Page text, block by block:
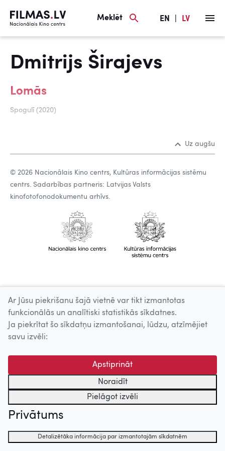
Meklēt EN LV
Dmitrijs Širajevs
Lomās
Spogulī (2020)
Uz augšu
© 2026 Nacionālais Kino centrs, Kultūras informācijas sistēmu
centrs. Sadarbības partneris: Latvijas Valsts
kinofotofonodokumentu arhīvs.
Ar Jūsu piekrišanu šajā vietnē var tikt izmantotas
funkcionālās un analītiski statistikās sīkdatnes.
Ja piekrītat šo sīkdatņu izmantošanai, lūdzu, atzīmējiet
savu izvēli:
Apstiprināt
Noraidīt
Pielāgot izvēli
Privātums
Detalizētāka informācija par izmantotajām sīkdatnēm